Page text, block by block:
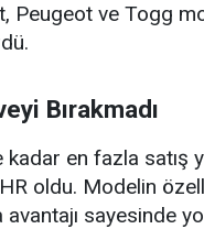
Peugeot ve Togg
Bırakmadı
kadar en fazla
oldu. Modelin
avantajı sayesinde